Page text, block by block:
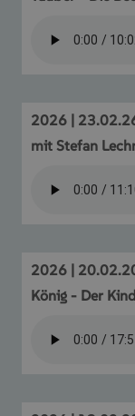
2026 |
mit Stefan
2026 |
König - Der